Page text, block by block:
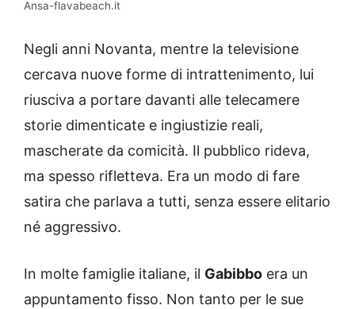
Ansa-flavabeach.it
Negli anni Novanta, mentre la televisione
cercava nuove forme di intrattenimento, lui
riusciva a portare davanti alle telecamere
storie dimenticate e ingiustizie reali,
mascherate da comicità. Il pubblico rideva,
ma spesso rifletteva. Era un modo di fare
satira che parlava a tutti, senza essere elitario
né aggressivo.
In molte famiglie italiane, il Gabibbo era un
appuntamento fisso. Non tanto per le sue